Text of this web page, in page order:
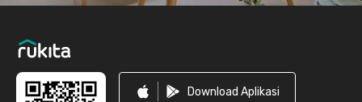
Download Aplikasi